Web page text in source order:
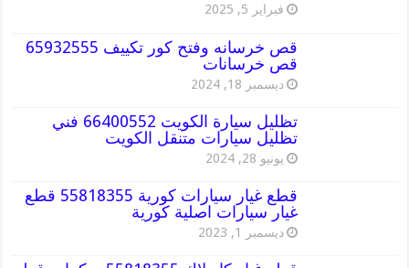
فبراير 5, 2025
قص خرسانه وفتح كور تكييف 65932555
قص خرسانات
ديسمبر 18, 2024
تظليل سيارة الكويت 66400552 فني
تظليل سيارات متنقل الكويت
يونيو 28, 2024
قطع غيار سيارات كورية 55818355 قطع
غيار سيارات اصلية كورية
ديسمبر 1, 2023